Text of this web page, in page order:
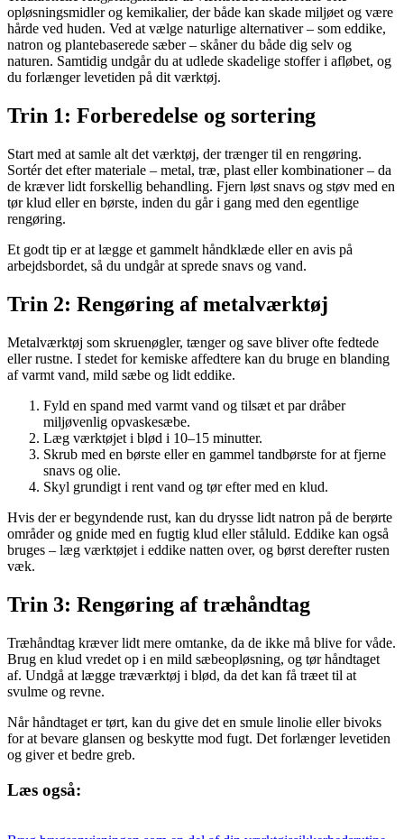
opløsningsmidler og kemikalier, der både kan skade miljøet og være
hårde ved huden. Ved at vælge naturlige alternativer – som eddike,
natron og plantebaserede sæber – skåner du både dig selv og
naturen. Samtidig undgår du at udlede skadelige stoffer i afløbet, og
du forlænger levetiden på dit værktøj.
Trin 1: Forberedelse og sortering
Start med at samle alt det værktøj, der trænger til en rengøring.
Sortér det efter materiale – metal, træ, plast eller kombinationer – da
de kræver lidt forskellig behandling. Fjern løst snavs og støv med en
tør klud eller en børste, inden du går i gang med den egentlige
rengøring.
Et godt tip er at lægge et gammelt håndklæde eller en avis på
arbejdsbordet, så du undgår at sprede snavs og vand.
Trin 2: Rengøring af metalværktøj
Metalværktøj som skruenøgler, tænger og save bliver ofte fedtede
eller rustne. I stedet for kemiske affedtere kan du bruge en blanding
af varmt vand, mild sæbe og lidt eddike.
Fyld en spand med varmt vand og tilsæt et par dråber
miljøvenlig opvaskesæbe.
Læg værktøjet i blød i 10–15 minutter.
Skrub med en børste eller en gammel tandbørste for at fjerne
snavs og olie.
Skyl grundigt i rent vand og tør efter med en klud.
Hvis der er begyndende rust, kan du drysse lidt natron på de berørte
områder og gnide med en fugtig klud eller ståluld. Eddike kan også
bruges – læg værktøjet i eddike natten over, og børst derefter rusten
væk.
Trin 3: Rengøring af træhåndtag
Træhåndtag kræver lidt mere omtanke, da de ikke må blive for våde.
Brug en klud vredet op i en mild sæbeopløsning, og tør håndtaget
af. Undgå at lægge træværktøj i blød, da det kan få træet til at
svulme og revne.
Når håndtaget er tørt, kan du give det en smule linolie eller bivoks
for at bevare glansen og beskytte mod fugt. Det forlænger levetiden
og giver et bedre greb.
Læs også: